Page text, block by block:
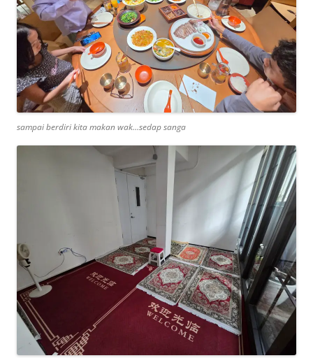
sampai berdiri kita makan wak…sedap sanga